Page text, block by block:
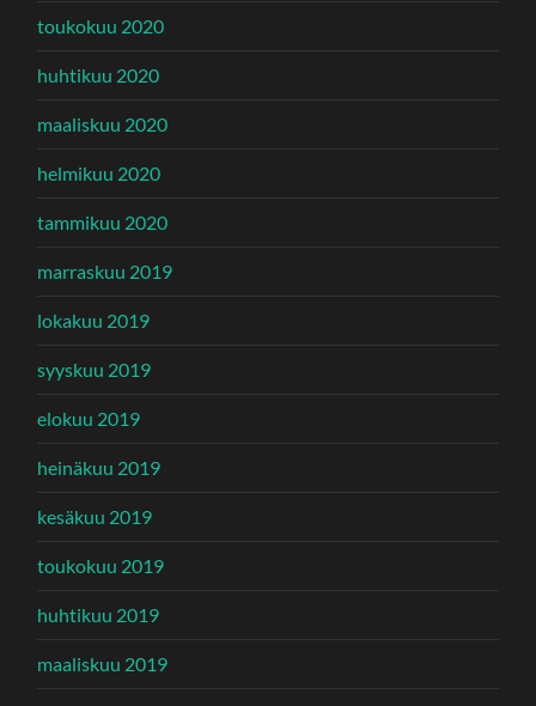
toukokuu 2020
huhtikuu 2020
maaliskuu 2020
helmikuu 2020
tammikuu 2020
marraskuu 2019
lokakuu 2019
syyskuu 2019
elokuu 2019
heinäkuu 2019
kesäkuu 2019
toukokuu 2019
huhtikuu 2019
maaliskuu 2019